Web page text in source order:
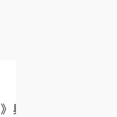
與民初目錄學的重